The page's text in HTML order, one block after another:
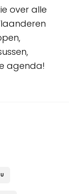
over alle
agenda!